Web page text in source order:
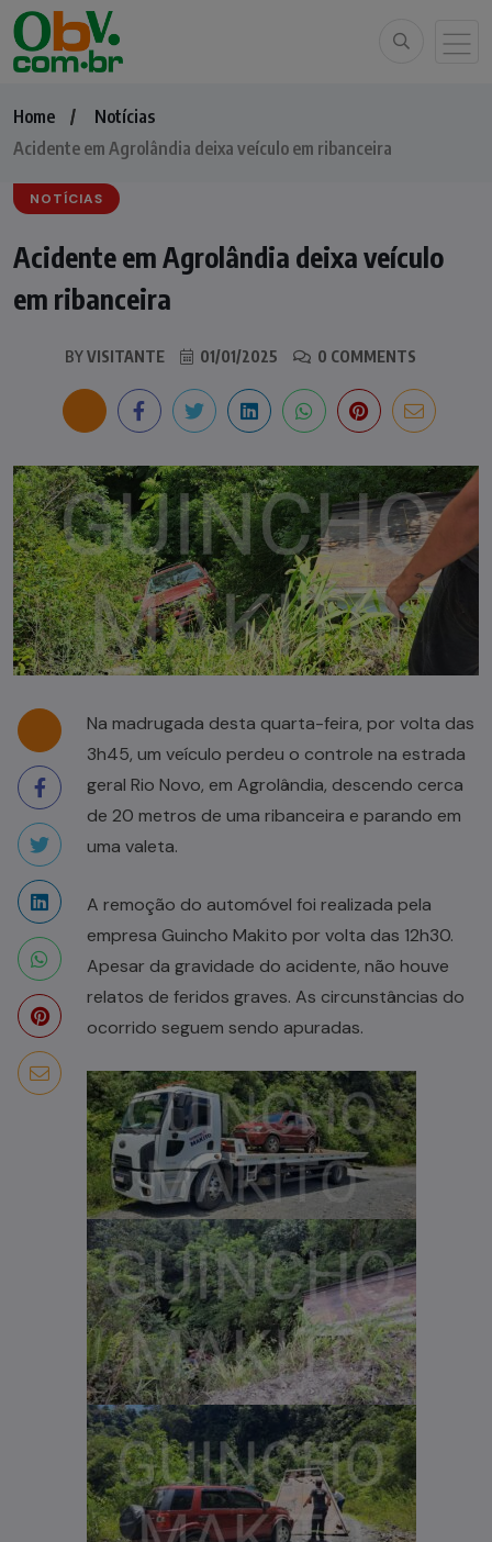
Home
Notícias
Acidente em Agrolândia deixa veículo em ribanceira
NOTÍCIAS
Acidente em Agrolândia deixa veículo
em ribanceira
BYVISITANTE 01/01/2025 0 COMMENTS
Na madrugada desta quarta-feira, por volta das
3h45, um veículo perdeu o controle na estrada
geral Rio Novo, em Agrolândia, descendo cerca
de 20 metros de uma ribanceira e parando em
uma valeta.
A remoção do automóvel foi realizada pela
empresa Guincho Makito por volta das 12h30.
Apesar da gravidade do acidente, não houve
relatos de feridos graves. As circunstâncias do
ocorrido seguem sendo apuradas.